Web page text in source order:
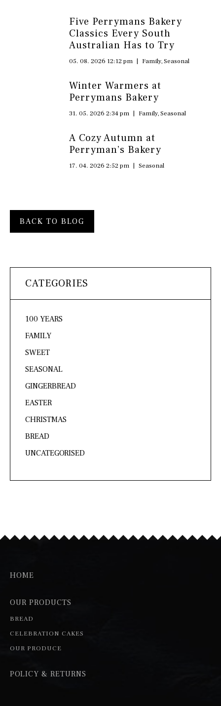
Five Perrymans Bakery
Classics Every South
Australian Has to Try
05. 08. 2026 12:12 pm | Family,Seasonal
Winter Warmers at
Perrymans Bakery
31. 05. 2026 2:34 pm | Family,Seasonal
A Cozy Autumn at
Perryman’s Bakery
17. 04. 2026 2:52 pm | Seasonal
BACK TO BLOG
CATEGORIES
100 YEARS
FAMILY
SWEET
SEASONAL
GINGERBREAD
EASTER
CHRISTMAS
BREAD
UNCATEGORISED
HOME
OUR PRODUCTS
BREAD
CELEBRATION CAKES
OUR PRODUCE
POLICY & RETURNS